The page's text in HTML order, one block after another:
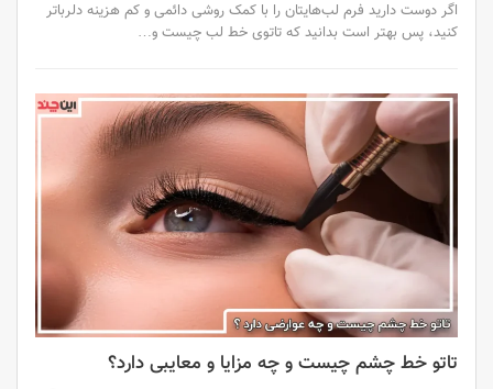
اگر دوست دارید فرم لب‌هایتان را با کمک روشی دائمی و کم هزینه دلرباتر
کنید، پس بهتر است بدانید که تاتوی خط لب چیست و…
تاتو خط چشم چیست و چه مزایا و معایبی دارد؟